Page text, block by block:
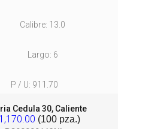
Calibre: 13.0
Largo: 6
P / U: 911.70
Cedula 30, Caliente
(100 pza.)